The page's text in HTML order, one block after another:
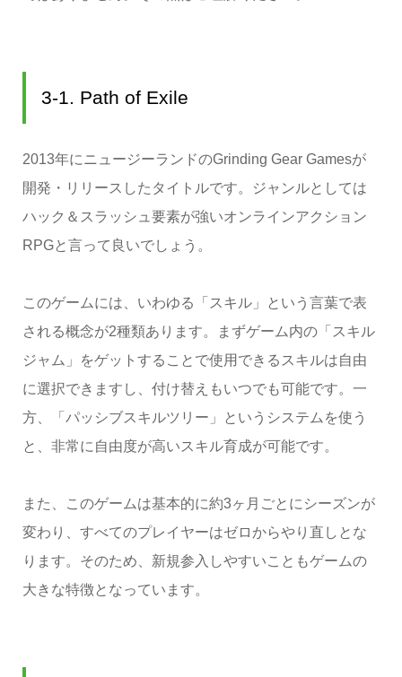
3-1. Path of Exile
2013年にニュージーランドのGrinding Gear Gamesが
開発・リリースしたタイトルです。ジャンルとしては
ハック＆スラッシュ要素が強いオンラインアクション
RPGと言って良いでしょう。
このゲームには、いわゆる「スキル」という言葉で表
される概念が2種類あります。まずゲーム内の「スキル
ジャム」をゲットすることで使用できるスキルは自由
に選択できますし、付け替えもいつでも可能です。一
方、「パッシブスキルツリー」というシステムを使う
と、非常に自由度が高いスキル育成が可能です。
また、このゲームは基本的に約3ヶ月ごとにシーズンが
変わり、すべてのプレイヤーはゼロからやり直しとな
ります。そのため、新規参入しやすいこともゲームの
大きな特徴となっています。